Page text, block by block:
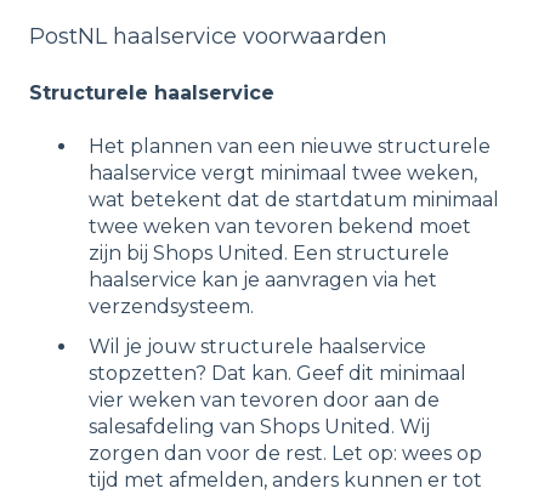
PostNL haalservice voorwaarden
Structurele haalservice
Het plannen van een nieuwe structurele
haalservice vergt minimaal twee weken,
wat betekent dat de startdatum minimaal
twee weken van tevoren bekend moet
zijn bij Shops United. Een structurele
haalservice kan je aanvragen via het
verzendsysteem.
Wil je jouw structurele haalservice
stopzetten? Dat kan. Geef dit minimaal
vier weken van tevoren door aan de
salesafdeling van Shops United. Wij
zorgen dan voor de rest. Let op: wees op
tijd met afmelden, anders kunnen er tot